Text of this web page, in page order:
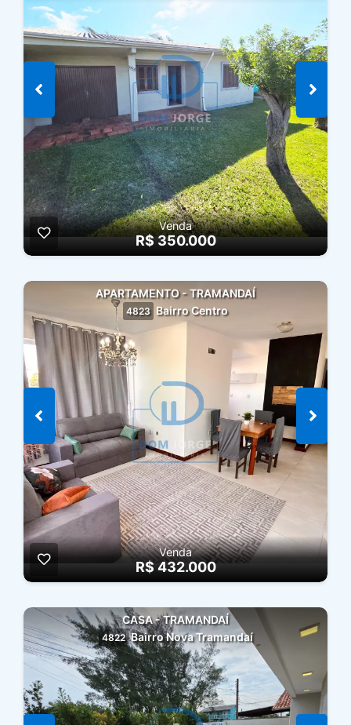
Venda
R$ 350.000
APARTAMENTO - TRAMANDAÍ
4823 Bairro Centro
Venda
R$ 432.000
CASA - TRAMANDAÍ
4822 Bairro Nova Tramandaí